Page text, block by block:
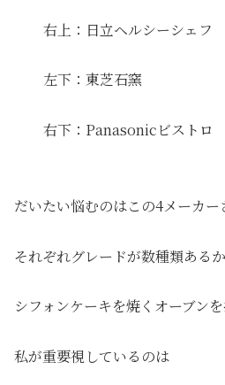
右上：日立ヘルシーシェフ
左下：東芝石窯
右下：Panasonicビストロ
だいたい悩むのはこの4メーカー
それぞれグレードが数種類ある
シフォンケーキを焼くオーブン
私が重要視しているのは